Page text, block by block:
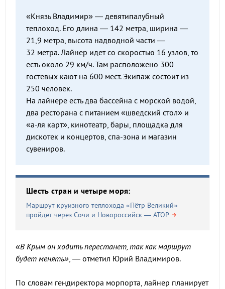
«Князь Владимир» — девятипалубный
теплоход. Его длина — 142 метра, ширина —
21,9 метра, высота надводной части —
32 метра. Лайнер идет со скоростью 16 узлов, то
есть около 29 км/ч. Там расположено 300
гостевых кают на 600 мест. Экипаж состоит из
250 человек.
На лайнере есть два бассейна с морской водой,
два ресторана с питанием «шведский стол» и
«а-ля карт», кинотеатр, бары, площадка для
дискотек и концертов, спа-зона и магазин
сувениров.
Шесть стран и четыре моря:
Маршрут круизного теплохода «Пётр Великий»
пройдёт через Сочи и Новороссийск — АТОР
«В Крым он ходить перестанет, так как маршрут
будет менять», — отметил Юрий Владимиров.
По словам гендиректора морпорта, лайнер планирует